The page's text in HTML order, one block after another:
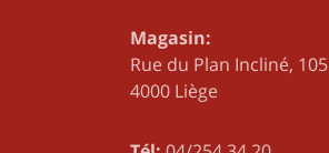
Magasin:
Rue du Plan Incliné, 105
4000 Liège